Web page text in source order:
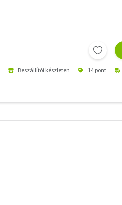
Beszállítói készleten 14 pont